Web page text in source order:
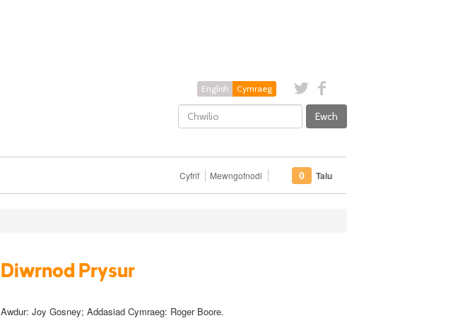
English Cymraeg
Ewch
Cyfrif Mewngofnodi 0 Talu
Diwrnod Prysur
Awdur: Joy Gosney; Addasiad Cymraeg: Roger Boore.